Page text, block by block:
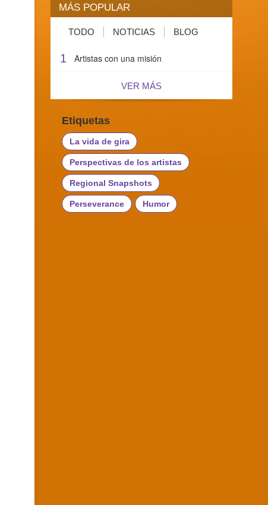
MÁS POPULAR
TODO NOTICIAS BLOG
1 Artistas con una misión
VER MÁS
Etiquetas
La vida de gira
Perspectivas de los artistas
Regional Snapshots
Perseverance Humor